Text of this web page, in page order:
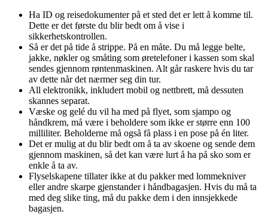
Ha ID og reisedokumenter på et sted det er lett å komme til.
Dette er det første du blir bedt om å vise i
sikkerhetskontrollen.
Så er det på tide å strippe. På en måte. Du må legge belte,
jakke, nøkler og småting som øretelefoner i kassen som skal
sendes gjennom røntenmaskinen. Alt går raskere hvis du tar
av dette når det nærmer seg din tur.
All elektronikk, inkludert mobil og nettbrett, må dessuten
skannes separat.
Væske og gelé du vil ha med på flyet, som sjampo og
håndkrem, må være i beholdere som ikke er større enn 100
milliliter. Beholderne må også få plass i en pose på én liter.
Det er mulig at du blir bedt om å ta av skoene og sende dem
gjennom maskinen, så det kan være lurt å ha på sko som er
enkle å ta av.
Flyselskapene tillater ikke at du pakker med lommekniver
eller andre skarpe gjenstander i håndbagasjen. Hvis du må ta
med deg slike ting, må du pakke dem i den innsjekkede
bagasjen.